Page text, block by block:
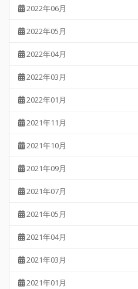
2022年06月
2022年05月
2022年04月
2022年03月
2022年01月
2021年11月
2021年10月
2021年09月
2021年07月
2021年05月
2021年04月
2021年03月
2021年01月